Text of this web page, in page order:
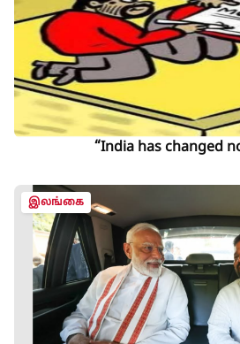
“India has changed
இலங்கை